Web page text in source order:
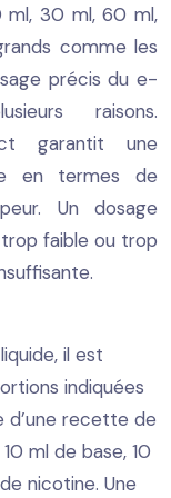
ml, 30 ml, 60 ml,
comme les
précis du e-
raisons.
garantit une
en termes de
Un dosage
faible ou trop
il est
indiquées
d’une recette de
ml de base, 10
nicotine. Une